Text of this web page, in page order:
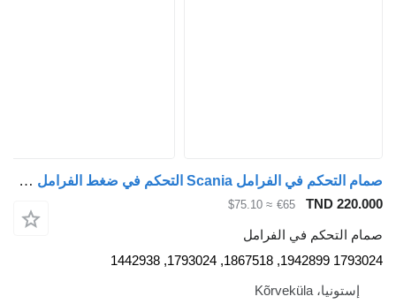
صمام التحكم في الفرامل Scania التحكم في ضغط الفرامل 1793024 لـ السيارات القاطرة Scania R420
TND 220.000
€65
≈ $75.10
صمام التحكم في الفرامل
1793024 1942899, 1867518, 1793024, 1442938
إستونيا، Kõrveküla